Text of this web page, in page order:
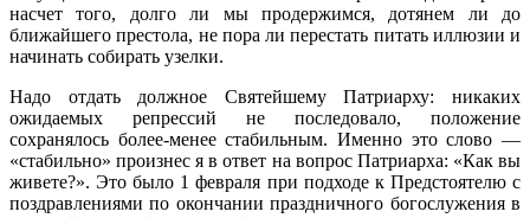
насчет того, долго ли мы продержимся, дотянем ли до
ближайшего престола, не пора ли перестать питать иллюзии и
начинать собирать узелки.
Надо отдать должное Святейшему Патриарху: никаких
ожидаемых репрессий не последовало, положение
сохранялось более-менее стабильным. Именно это слово —
«стабильно» произнес я в ответ на вопрос Патриарха: «Как вы
живете?». Это было 1 февраля при подходе к Предстоятелю с
поздравлениями по окончании праздничного богослужения в